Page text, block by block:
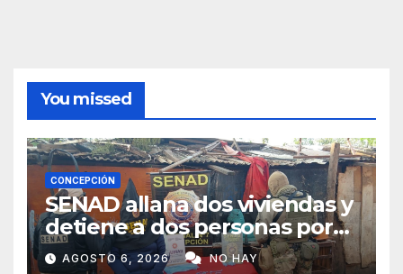
You missed
CONCEPCIÓN
SENAD allana dos viviendas y
detiene a dos personas por
presunto microtráfico en
AGOSTO 6, 2026 NO HAY